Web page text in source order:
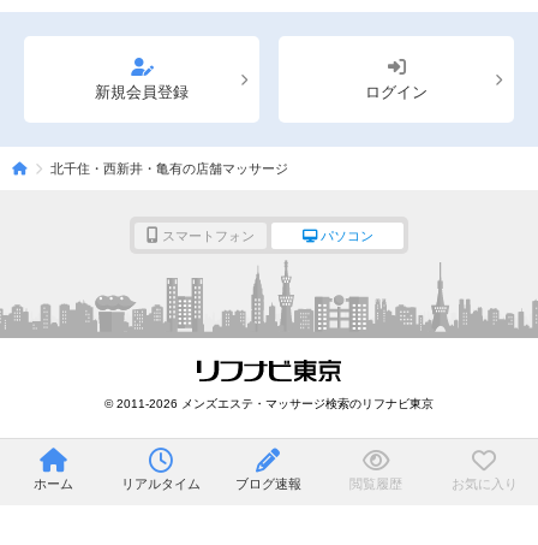
新規会員登録 ログイン
北千住・西新井・亀有の店舗マッサージ
スマートフォン パソコン
© 2011-2026 メンズエステ・マッサージ検索のリフナビ東京
ホーム リアルタイム ブログ速報 閲覧履歴 お気に入り